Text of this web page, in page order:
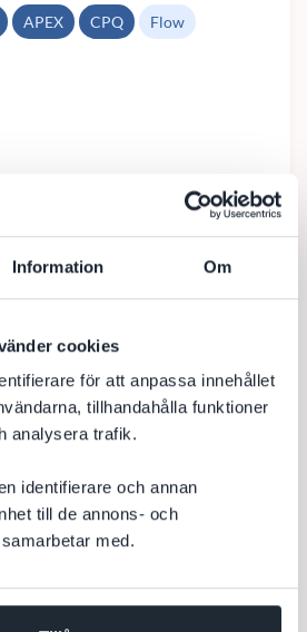
Information Om
cookies
för att anpassa innehållet
tillhandahålla funktioner
analysera trafik.
identifierare och annan
till de annons- och
med.
APEX CPQ Flow
med Salesforce
för att
för att snabbt lösa hög- till lågrisk
för...